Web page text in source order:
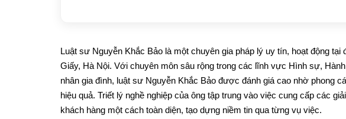
Luật sư Nguyễn Khắc Bảo là một chuyên gia pháp lý uy tín, hoạt động tại
Giấy, Hà Nội. Với chuyên môn sâu rộng trong các lĩnh vực Hình sự,
nhân gia đình, luật sư Nguyễn Khắc Bảo được đánh giá cao nhờ phong
hiệu quả. Triết lý nghề nghiệp của ông tập trung vào việc cung cấp các
khách hàng một cách toàn diện, tạo dựng niềm tin qua từng vụ việc.